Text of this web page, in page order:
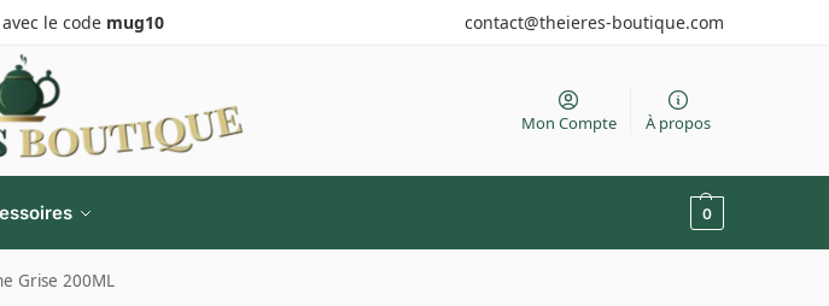
le code mug10 contact@theieres-boutique.com
Mon Compte À propos
0
Grise 200ML